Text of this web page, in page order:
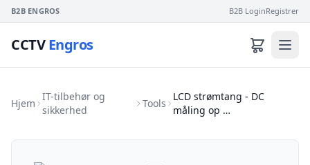
B2B ENGROS B2B LoginRegistrer
CCTVEngros
Hjem
IT-tilbehør og
sikkerhed
Tools
LCD strømtang - DC
måling op …